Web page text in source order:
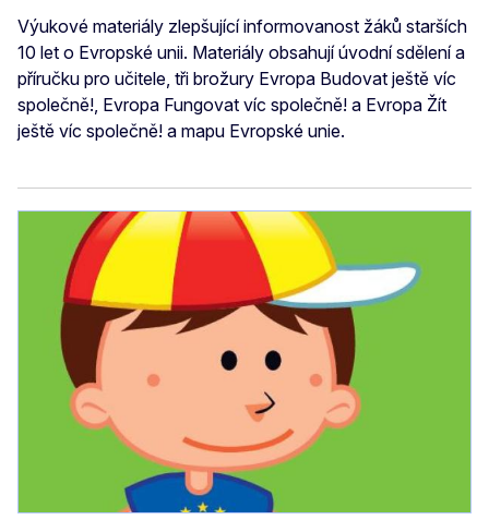
Výukové materiály zlepšující informovanost žáků starších
10 let o Evropské unii. Materiály obsahují úvodní sdělení a
příručku pro učitele, tři brožury Evropa Budovat ještě víc
společně!, Evropa Fungovat víc společně! a Evropa Žít
ještě víc společně! a mapu Evropské unie.